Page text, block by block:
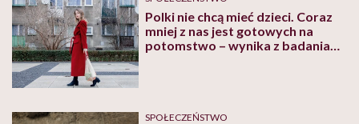
Polki nie chcą mieć dzieci. Coraz
mniej z nas jest gotowych na
potomstwo – wynika z badania
SPOŁECZEŃSTWO